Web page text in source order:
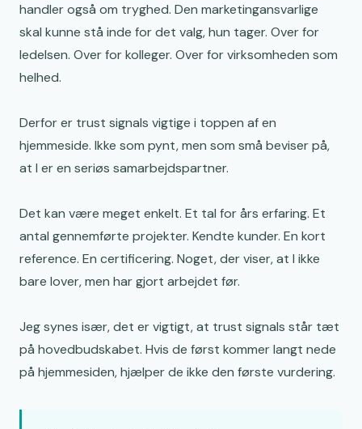
handler også om tryghed. Den marketingansvarlige
skal kunne stå inde for det valg, hun tager. Over for
ledelsen. Over for kolleger. Over for virksomheden som
helhed.
Derfor er trust signals vigtige i toppen af en
hjemmeside. Ikke som pynt, men som små beviser på,
at I er en seriøs samarbejdspartner.
Det kan være meget enkelt. Et tal for års erfaring. Et
antal gennemførte projekter. Kendte kunder. En kort
reference. En certificering. Noget, der viser, at I ikke
bare lover, men har gjort arbejdet før.
Jeg synes især, det er vigtigt, at trust signals står tæt
på hovedbudskabet. Hvis de først kommer langt nede
på hjemmesiden, hjælper de ikke den første vurdering.